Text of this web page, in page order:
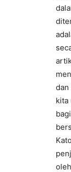
kita